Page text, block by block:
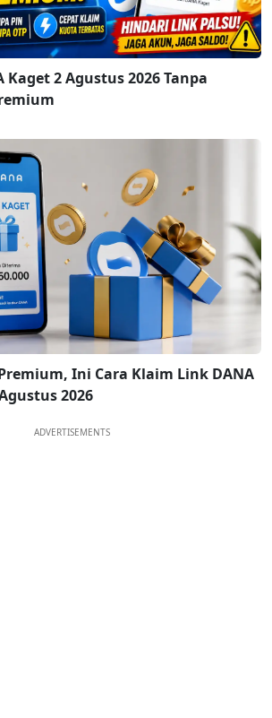
2 Agustus 2026 Tanpa
Ini Cara Klaim Link DANA
2026
ADVERTISEMENTS